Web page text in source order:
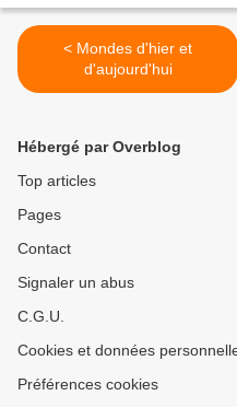
< Mondes d'hier et
d'aujourd'hui
Hébergé par Overblog
Top articles
Pages
Contact
Signaler un abus
C.G.U.
Cookies et données
Préférences cookies